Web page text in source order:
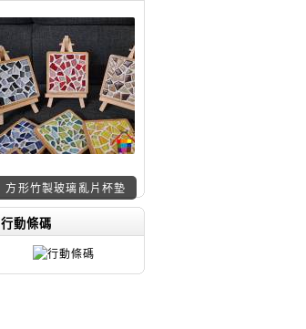
方形竹製玻璃亂片杯墊
特價材料包z129
行動條碼